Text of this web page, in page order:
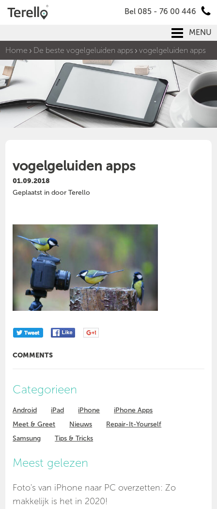
Bel 085 - 76 00 446
MENU
Home
De beste vogelgeluiden apps vogelgeluiden apps
vogelgeluiden apps
01.09.2018
Geplaatst in door Terello
COMMENTS
Categorieen
Android iPad iPhone
iPhone Apps
Meet & Greet
Nieuws
Repair-It-Yourself
Samsung
Tips & Tricks
Meest gelezen
Foto's van iPhone naar PC overzetten: Zo
makkelijk is het in 2020!